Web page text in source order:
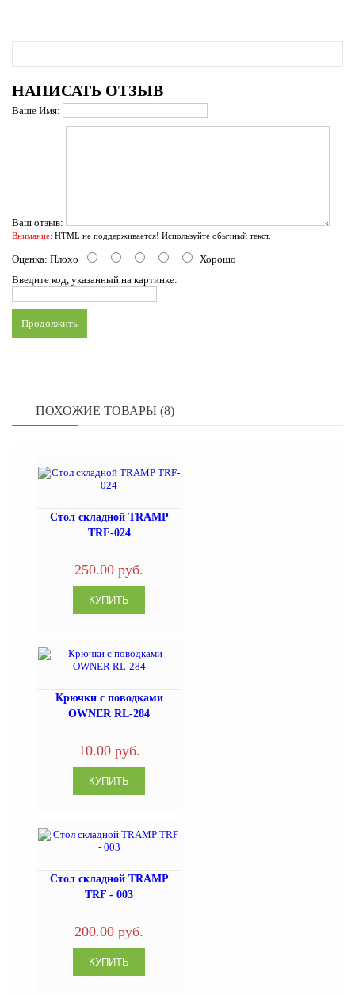
НАПИСАТЬ ОТЗЫВ
Ваше Имя:
Ваш отзыв:
Внимание: HTML не поддерживается! Используйте обычный текст.
Оценка: Плохо
Хорошо
Введите код, указанный на картинке:
Продолжить
ПОХОЖИЕ ТОВАРЫ (8)
Стол складной TRAMP
TRF-024
250.00 руб.
Крючки с поводками
OWNER RL-284
10.00 руб.
Стол складной TRAMP
TRF - 003
200.00 руб.